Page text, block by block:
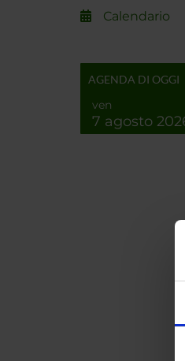
Calendario
AGENDA DI OGGI
ven
7 agosto